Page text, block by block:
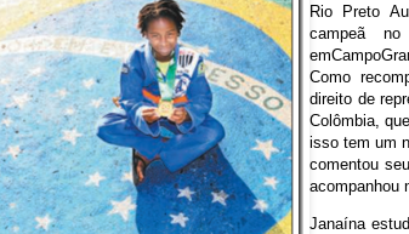
Rio Preto
campeã no
Como
direito de
Colômbia,
isso tem um
comentou
acompanhou
Janaína